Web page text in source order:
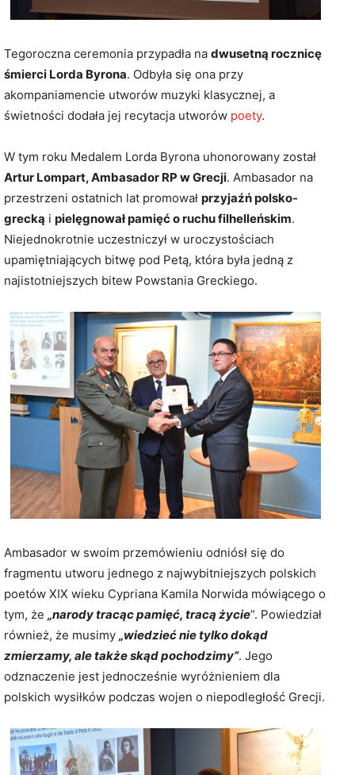
Tegoroczna ceremonia przypadła na dwusetną rocznicę
śmierci Lorda Byrona. Odbyła się ona przy
akompaniamencie utworów muzyki klasycznej, a
świetności dodała jej recytacja utworów poety.
W tym roku Medalem Lorda Byrona uhonorowany został
Artur Lompart, Ambasador RP w Grecji. Ambasador na
przestrzeni ostatnich lat promował przyjaźń polsko-
grecką i pielęgnował pamięć o ruchu filhelleńskim.
Niejednokrotnie uczestniczył w uroczystościach
upamiętniających bitwę pod Petą, która była jedną z
najistotniejszych bitew Powstania Greckiego.
Ambasador w swoim przemówieniu odniósł się do
fragmentu utworu jednego z najwybitniejszych polskich
poetów XIX wieku Cypriana Kamila Norwida mówiącego o
tym, że „narody tracąc pamięć, tracą życie”. Powiedział
również, że musimy „wiedzieć nie tylko dokąd
zmierzamy, ale także skąd pochodzimy”. Jego
odznaczenie jest jednocześnie wyróżnieniem dla
polskich wysiłków podczas wojen o niepodległość Grecji.